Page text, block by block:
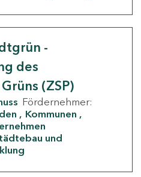
-
des
(ZSP)
Fördernehmer:
Kommunen
und